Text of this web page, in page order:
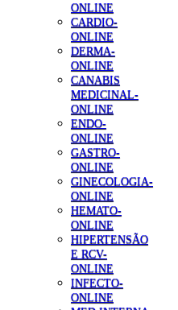
ONLINE
CARDIO-
ONLINE
DERMA-
ONLINE
CANABIS
MEDICINAL-
ONLINE
ENDO-
ONLINE
GASTRO-
ONLINE
GINECOLOGIA-
ONLINE
HEMATO-
ONLINE
HIPERTENSÃO
E RCV-
ONLINE
INFECTO-
ONLINE